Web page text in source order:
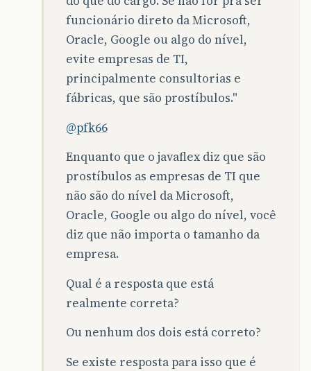
funcionário direto da Microsoft,
Oracle, Google ou algo do nível,
evite empresas de TI,
principalmente consultorias e
fábricas, que são prostíbulos."
@pfk66
Enquanto que o javaflex diz que são
prostíbulos as empresas de TI que
não são do nível da Microsoft,
Oracle, Google ou algo do nível, você
diz que não importa o tamanho da
empresa.
Qual é a resposta que está
realmente correta?
Ou nenhum dos dois está correto?
Se existe resposta para isso que é